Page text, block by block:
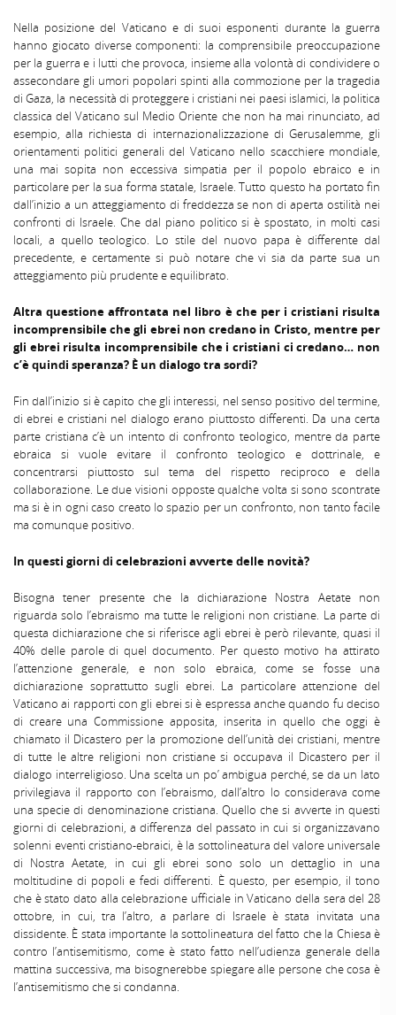
Nella posizione del Vaticano e di suoi esponenti durante la guerra
hanno giocato diverse componenti: la comprensibile preoccupazione
per la guerra e i lutti che provoca, insieme alla volontà di condividere o
assecondare gli umori popolari spinti alla commozione per la tragedia
di Gaza, la necessità di proteggere i cristiani nei paesi islamici, la politica
classica del Vaticano sul Medio Oriente che non ha mai rinunciato, ad
esempio, alla richiesta di internazionalizzazione di Gerusalemme, gli
orientamenti politici generali del Vaticano nello scacchiere mondiale,
una mai sopita non eccessiva simpatia per il popolo ebraico e in
particolare per la sua forma statale, Israele. Tutto questo ha portato fin
dall’inizio a un atteggiamento di freddezza se non di aperta ostilità nei
confronti di Israele. Che dal piano politico si è spostato, in molti casi
locali, a quello teologico. Lo stile del nuovo papa è differente dal
precedente, e certamente si può notare che vi sia da parte sua un
atteggiamento più prudente e equilibrato.
Altra questione affrontata nel libro è che per i cristiani risulta
incomprensibile che gli ebrei non credano in Cristo, mentre per
gli ebrei risulta incomprensibile che i cristiani ci credano… non
c’è quindi speranza? È un dialogo tra sordi?
Fin dall’inizio si è capito che gli interessi, nel senso positivo del termine,
di ebrei e cristiani nel dialogo erano piuttosto differenti. Da una certa
parte cristiana c’è un intento di confronto teologico, mentre da parte
ebraica si vuole evitare il confronto teologico e dottrinale, e
concentrarsi piuttosto sul tema del rispetto reciproco e della
collaborazione. Le due visioni opposte qualche volta si sono scontrate
ma si è in ogni caso creato lo spazio per un confronto, non tanto facile
ma comunque positivo.
In questi giorni di celebrazioni avverte delle novità?
Bisogna tener presente che la dichiarazione Nostra Aetate non
riguarda solo l’ebraismo ma tutte le religioni non cristiane. La parte di
questa dichiarazione che si riferisce agli ebrei è però rilevante, quasi il
40% delle parole di quel documento. Per questo motivo ha attirato
l’attenzione generale, e non solo ebraica, come se fosse una
dichiarazione soprattutto sugli ebrei. La particolare attenzione del
Vaticano ai rapporti con gli ebrei si è espressa anche quando fu deciso
di creare una Commissione apposita, inserita in quello che oggi è
chiamato il Dicastero per la promozione dell’unità dei cristiani, mentre
di tutte le altre religioni non cristiane si occupava il Dicastero per il
dialogo interreligioso. Una scelta un po’ ambigua perché, se da un lato
privilegiava il rapporto con l’ebraismo, dall’altro lo considerava come
una specie di denominazione cristiana. Quello che si avverte in questi
giorni di celebrazioni, a differenza del passato in cui si organizzavano
solenni eventi cristiano-ebraici, è la sottolineatura del valore universale
di Nostra Aetate, in cui gli ebrei sono solo un dettaglio in una
moltitudine di popoli e fedi differenti. È questo, per esempio, il tono
che è stato dato alla celebrazione ufficiale in Vaticano della sera del 28
ottobre, in cui, tra l’altro, a parlare di Israele è stata invitata una
dissidente. È stata importante la sottolineatura del fatto che la Chiesa è
contro l’antisemitismo, come è stato fatto nell’udienza generale della
mattina successiva, ma bisognerebbe spiegare alle persone che cosa è
l’antisemitismo che si condanna.